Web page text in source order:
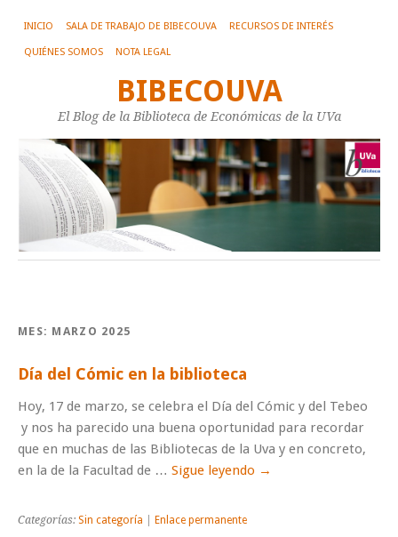
INICIO SALA DE TRABAJO DE BIBECOUVA RECURSOS DE INTERÉS
QUIÉNES SOMOS NOTA LEGAL
BIBECOUVA
El Blog de la Biblioteca de Económicas de la UVa
MES: MARZO 2025
Día del Cómic en la biblioteca
Hoy, 17 de marzo, se celebra el Día del Cómic y del Tebeo
y nos ha parecido una buena oportunidad para recordar
que en muchas de las Bibliotecas de la Uva y en concreto,
en la de la Facultad de … Sigue leyendo →
Categorías: Sin categoría Enlace permanente